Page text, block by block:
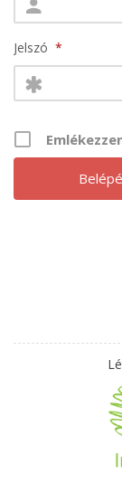
Jelszó *